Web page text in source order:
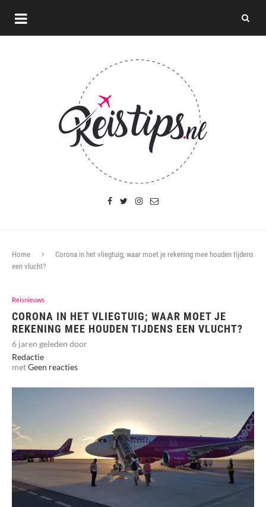
Home
Corona in het vliegtuig; waar moet je rekening mee houden tijdens
een vlucht?
Reisnieuws
CORONA IN HET VLIEGTUIG; WAAR MOET JE
REKENING MEE HOUDEN TIJDENS EEN VLUCHT?
6 jaren geleden door
Redactie
metGeen reacties